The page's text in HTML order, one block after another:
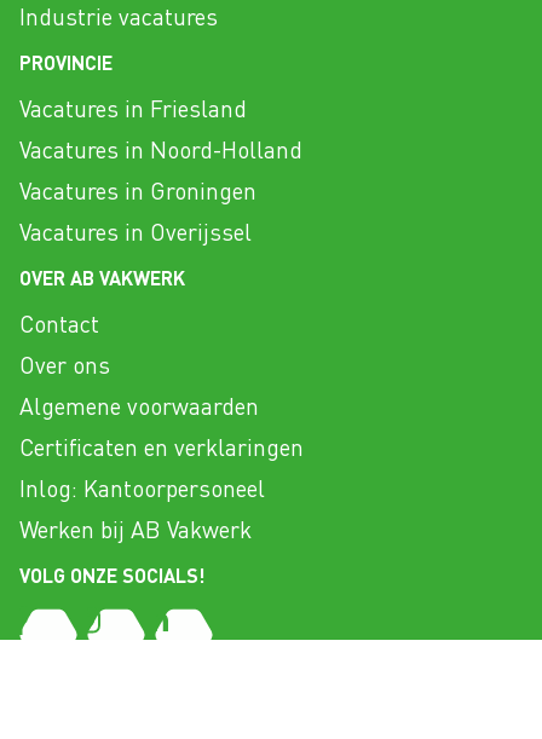
Industrie vacatures
PROVINCIE
Vacatures in Friesland
Vacatures in Noord-Holland
Vacatures in Groningen
Vacatures in Overijssel
OVER AB VAKWERK
Contact
Over ons
Algemene voorwaarden
Certificaten en verklaringen
Inlog: Kantoorpersoneel
Werken bij AB Vakwerk
VOLG ONZE SOCIALS!